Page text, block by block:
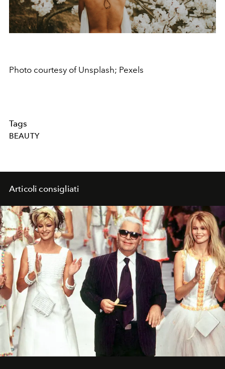
Photo courtesy of Unsplash; Pexels
Tags
BEAUTY
Articoli consigliati